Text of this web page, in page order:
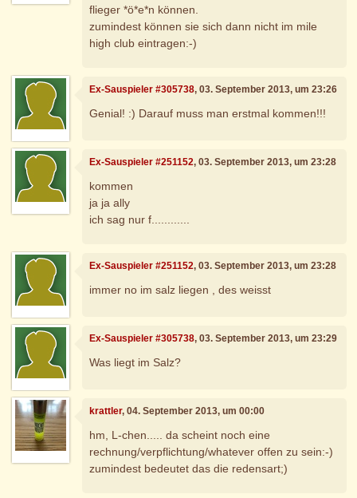
flieger *ö*e*n können.
zumindest können sie sich dann nicht im mile
high club eintragen:-)
Ex-Sauspieler #305738, 03. September 2013, um 23:26
Genial! :) Darauf muss man erstmal kommen!!!
Ex-Sauspieler #251152, 03. September 2013, um 23:28
kommen
ja ja ally
ich sag nur f............
Ex-Sauspieler #251152, 03. September 2013, um 23:28
immer no im salz liegen , des weisst
Ex-Sauspieler #305738, 03. September 2013, um 23:29
Was liegt im Salz?
krattler, 04. September 2013, um 00:00
hm, L-chen..... da scheint noch eine
rechnung/verpflichtung/whatever offen zu sein:-)
zumindest bedeutet das die redensart;)